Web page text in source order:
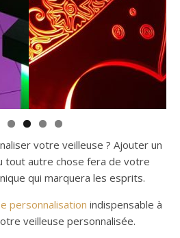
votre veilleuse ? Ajouter un
tout autre chose fera de votre
qui marquera les esprits.
personnalisation indispensable à
veilleuse personnalisée.